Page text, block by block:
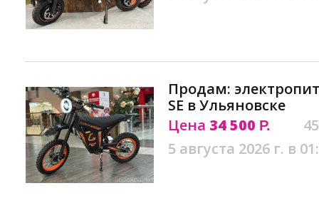
Продам:
SE в Ульяновске
Цена 34 500 Р.
5 августа 2026 г. в